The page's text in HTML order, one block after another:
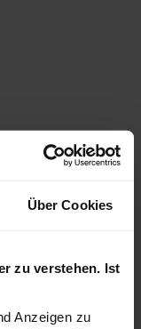
Über Cookies
zu verstehen. Ist
Anzeigen zu